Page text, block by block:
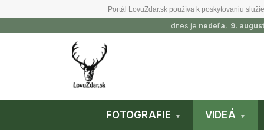
Portál LovuZdar.sk používa k poskytovaniu
dnes je nedeľa, 9.
FOTOGRAFIE VIDEÁ